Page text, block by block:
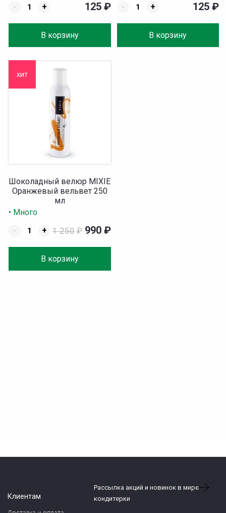
-
+
В корзину
125 ₽
-
+
В корзину
125 ₽
хит
Шоколадный велюр MIXIE
Оранжевый вельвет 250
мл
• Много
-
+
В корзину
1 250 ₽ 990 ₽
Клиентам
Рассылка акций и новинок в мире
кондитерки